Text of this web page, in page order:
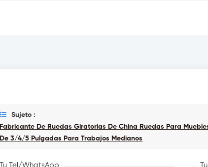
Sujeto :
Fabricante De Ruedas Giratorias De China Ruedas Para
De 3/4/5 Pulgadas Para Trabajos Medianos
Tu Tel/WhatsApp